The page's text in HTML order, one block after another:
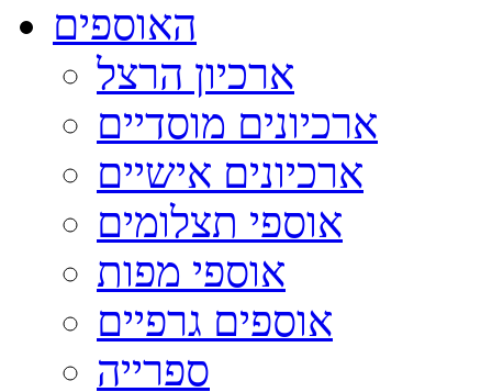
האוספים
ארכיון הרצל
ארכיונים מוסדיים
ארכיונים אישיים
אוספי תצלומים
אוספי מפות
אוספים גרפיים
ספרייה